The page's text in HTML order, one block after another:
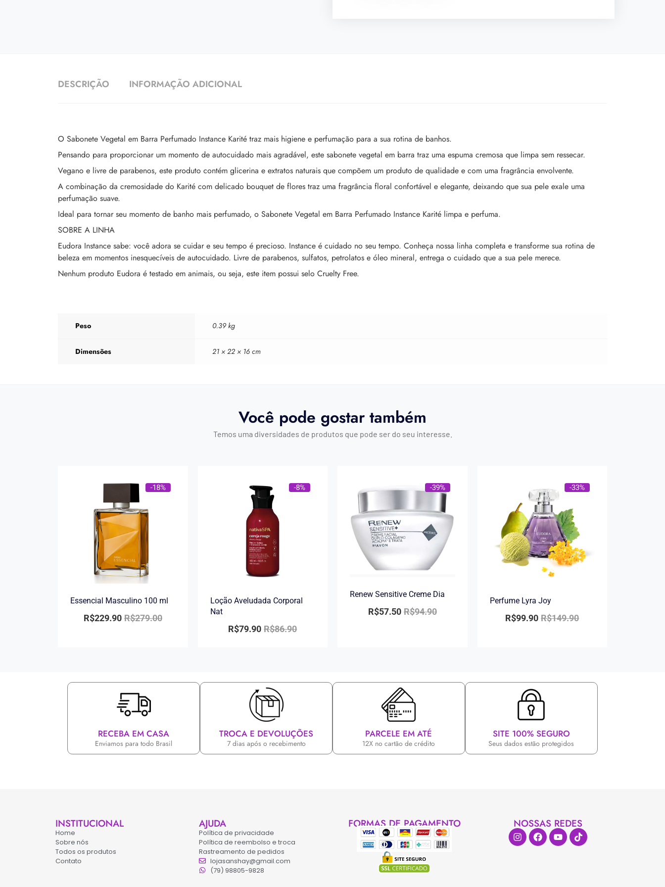
DESCRIÇÃO INFORMAÇÃO ADICIONAL
O Sabonete Vegetal em Barra Perfumado Instance Karité traz mais higiene e perfumação para a sua rotina de banhos.
Pensando para proporcionar um momento de autocuidado mais agradável, este sabonete vegetal em barra traz uma espuma cremosa que limpa sem ressecar.
Vegano e livre de parabenos, este produto contém glicerina e extratos naturais que compõem um produto de qualidade e com uma fragrância envolvente.
A combinação da cremosidade do Karité com delicado bouquet de flores traz uma fragrância floral confortável e elegante, deixando que sua pele exale uma
perfumação suave.
Ideal para tornar seu momento de banho mais perfumado, o Sabonete Vegetal em Barra Perfumado Instance Karité limpa e perfuma.
SOBRE A LINHA
Eudora Instance sabe: você adora se cuidar e seu tempo é precioso. Instance é cuidado no seu tempo. Conheça nossa linha completa e transforme sua rotina de
beleza em momentos inesquecíveis de autocuidado. Livre de parabenos, sulfatos, petrolatos e óleo mineral, entrega o cuidado que a sua pele merece.
Nenhum produto Eudora é testado em animais, ou seja, este item possui selo Cruelty Free.
Peso 0.39 kg
Dimensões 21 × 22 × 16 cm
Você pode gostar também
Temos uma diversidades de produtos que pode ser do seu interesse.
-18%
Essencial Masculino 100 ml
R$279.00
R$229.90
-8%
Loção Aveludada Corporal
Nat
R$86.90
R$79.90
-39%
Renew Sensitive Creme Dia
R$94.90
R$57.50
-33%
Perfume Lyra Joy
R$149.90
R$99.90
RECEBA EM CASA
Enviamos para todo Brasil
TROCA E DEVOLUÇÕES
7 dias após o recebimento
PARCELE EM ATÉ
12X no cartão de crédito
SITE 100% SEGURO
Seus dados estão protegidos
INSTITUCIONAL
Home
Sobre nós
Todos os produtos
Contato
AJUDA
Política de privacidade
Política de reembolso e troca
Rastreamento de pedidos
lojasanshay@gmail.com
(79) 98805-9828
FORMAS DE PAGAMENTO NOSSAS REDES